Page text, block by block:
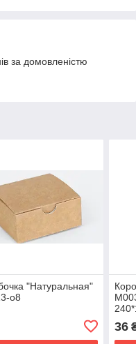
за домовленістю
"Натуральная"
о8
36